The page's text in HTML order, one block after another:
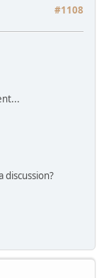
#1108
discussion?